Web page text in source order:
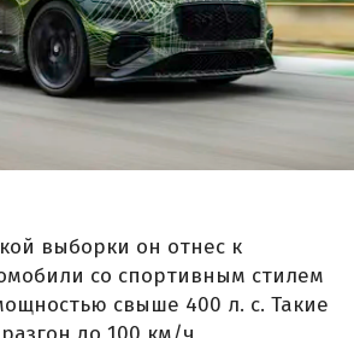
выборки он отнес к
со спортивным стилем
свыше 400 л. с. Такие